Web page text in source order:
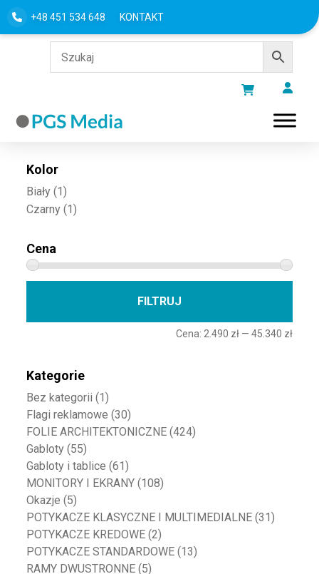
+48 451 534 648 KONTAKT
Filtru według
Kolor
Biały (1)
Czarny (1)
Cena
FILTRUJ
Cena: 2.490 zł— 45.340 zł
Kategorie
Bez kategorii (1)
Flagi reklamowe (30)
FOLIE ARCHITEKTONICZNE (424)
Gabloty (55)
Gabloty i tablice (61)
MONITORY I EKRANY (108)
Okazje (5)
POTYKACZE KLASYCZNE I MULTIMEDIALNE (31)
POTYKACZE KREDOWE (2)
POTYKACZE STANDARDOWE (13)
RAMY DWUSTRONNE (5)